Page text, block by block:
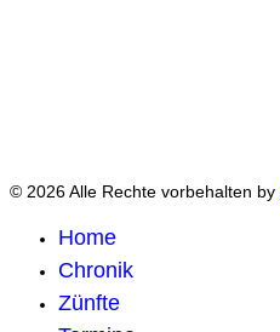
© 2026 Alle Rechte vorbehalten by
Home
Chronik
Zünfte